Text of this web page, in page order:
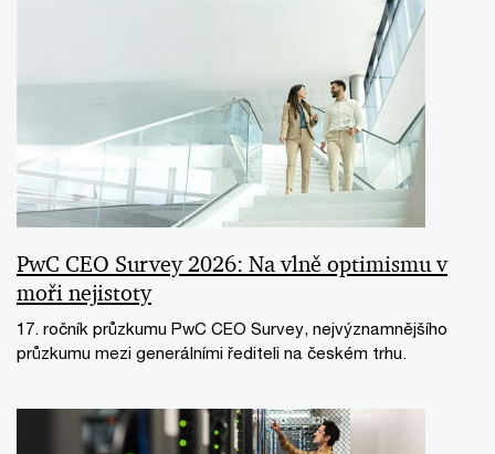
PwC CEO Survey 2026: Na vlně optimismu v
moři nejistoty
17. ročník průzkumu PwC CEO Survey, nejvýznamnějšího
průzkumu mezi generálními řediteli na českém trhu.